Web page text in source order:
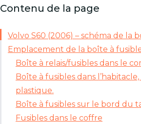
Contenu de la page
Volvo S60 (2006) – schéma de la
Emplacement de la boîte à
Boîte à relais/fusibles dans le
Boîte à fusibles dans
plastique.
Boîte à fusibles sur le bord du
Fusibles dans le coffre